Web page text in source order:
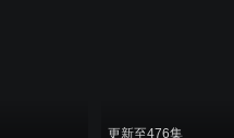
更新至476集